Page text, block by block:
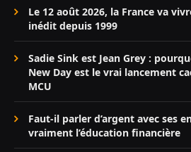
Le 12 août 2026, la France va
inédit depuis 1999
Sadie Sink est Jean Grey :
New Day est le vrai lancement
MCU
Faut-il parler d’argent avec ses
vraiment l’éducation financière